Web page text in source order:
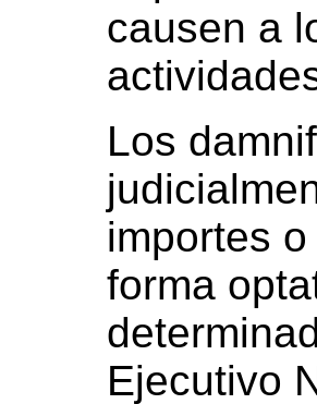
causen a
Los
importes
forma
Ejecutivo